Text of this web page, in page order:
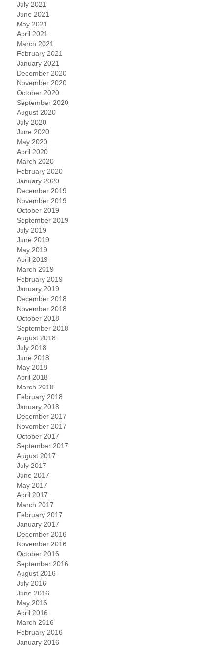
July 2021
June 2021
May 2021
April 2021
March 2021
February 2021
January 2021
December 2020
November 2020
October 2020
September 2020
August 2020
July 2020
June 2020
May 2020
April 2020
March 2020
February 2020
January 2020
December 2019
November 2019
October 2019
September 2019
July 2019
June 2019
May 2019
April 2019
March 2019
February 2019
January 2019
December 2018
November 2018
October 2018
September 2018
August 2018
July 2018
June 2018
May 2018
April 2018
March 2018
February 2018
January 2018
December 2017
November 2017
October 2017
September 2017
August 2017
July 2017
June 2017
May 2017
April 2017
March 2017
February 2017
January 2017
December 2016
November 2016
October 2016
September 2016
August 2016
July 2016
June 2016
May 2016
April 2016
March 2016
February 2016
January 2016